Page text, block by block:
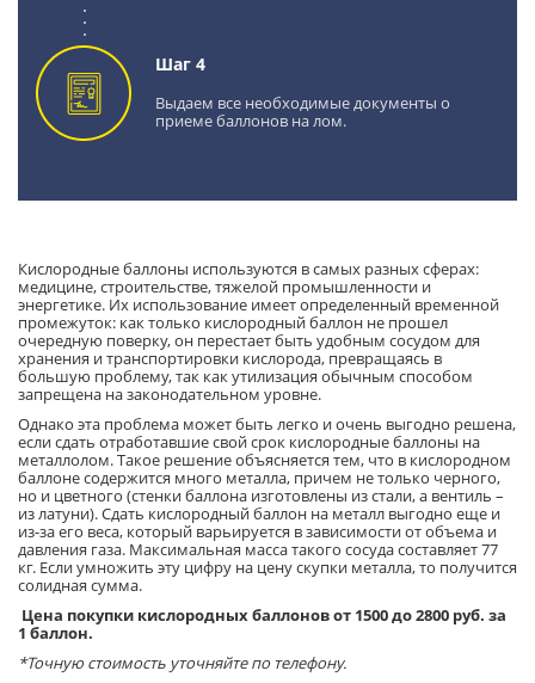
Шаг 4
Выдаем все необходимые документы о
приеме баллонов на лом.
Кислородные баллоны используются в самых разных сферах:
медицине, строительстве, тяжелой промышленности и
энергетике. Их использование имеет определенный временной
промежуток: как только кислородный баллон не прошел
очередную поверку, он перестает быть удобным сосудом для
хранения и транспортировки кислорода, превращаясь в
большую проблему, так как утилизация обычным способом
запрещена на законодательном уровне.
Однако эта проблема может быть легко и очень выгодно решена,
если сдать отработавшие свой срок кислородные баллоны на
металлолом. Такое решение объясняется тем, что в кислородном
баллоне содержится много металла, причем не только черного,
но и цветного (стенки баллона изготовлены из стали, а вентиль –
из латуни). Сдать кислородный баллон на металл выгодно еще и
из-за его веса, который варьируется в зависимости от объема и
давления газа. Максимальная масса такого сосуда составляет 77
кг. Если умножить эту цифру на цену скупки металла, то получится
солидная сумма.
Цена покупки кислородных баллонов от 1500 до 2800 руб. за
1 баллон.
*Точную стоимость уточняйте по телефону.